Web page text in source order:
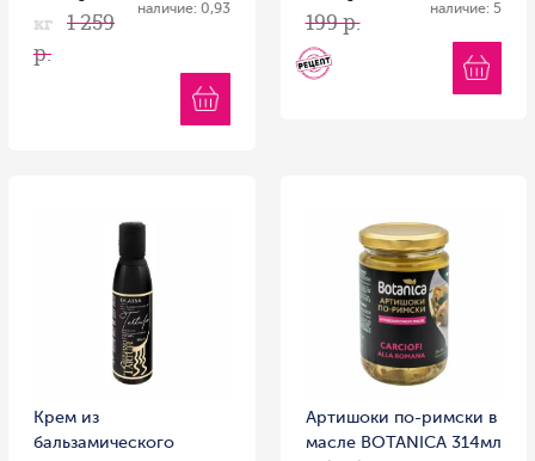
кг
1 259
р.
наличие: 0,93 199 р. наличие: 5
Крем из
бальзамического
Артишоки по-римски в
масле BOTANICA 314мл